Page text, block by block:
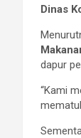
Dinas
dapur
“Kami